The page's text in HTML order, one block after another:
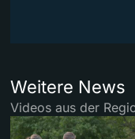
Weitere News
Videos aus der